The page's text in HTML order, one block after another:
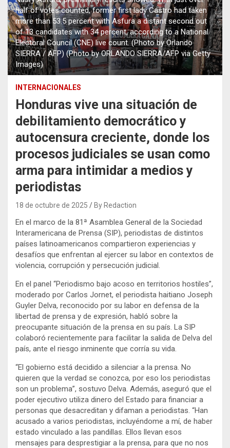
half of votes counted, former first lady Castro had taken
more than 53.5 percent with Asfura a distant second out
of 13 candidates with 34 percent, according to a National
Electoral Council (CNE) live count. (Photo by Orlando
SIERRA / AFP) (Photo by ORLANDO SIERRA/AFP via Getty
Images)
INTERNACIONALES
Honduras vive una situación de
debilitamiento democrático y
autocensura creciente, donde los
procesos judiciales se usan como
arma para intimidar a medios y
periodistas
18 de octubre de 2025 By Redaction
En el marco de la 81ª Asamblea General de la Sociedad
Interamericana de Prensa (SIP), periodistas de distintos
países latinoamericanos compartieron experiencias y
desafíos que enfrentan al ejercer su labor en contextos de
violencia, corrupción y persecución judicial.
En el panel “Periodismo bajo acoso en territorios hostiles”,
moderado por Carlos Jornet, el periodista haitiano Joseph
Guyler Delva, reconocido por su labor en defensa de la
libertad de prensa y de expresión, habló sobre la
preocupante situación de la prensa en su país. La SIP
colaboró recientemente para facilitar la salida de Delva del
país, ante el riesgo inminente que corría su vida.
“El gobierno está decidido a silenciar a la prensa. No
quieren que la verdad se conozca, por eso los periodistas
son un problema”, sostuvo Delva. Además, aseguró que el
poder ejecutivo utiliza dinero del Estado para financiar a
personas que desacreditan y difaman a periodistas. “Han
acusado a varios periodistas, incluyéndome a mí, de haber
estado vinculado a las pandillas. Ellos llevan esos
mensajes para desprestigiar a la prensa, para que no nos